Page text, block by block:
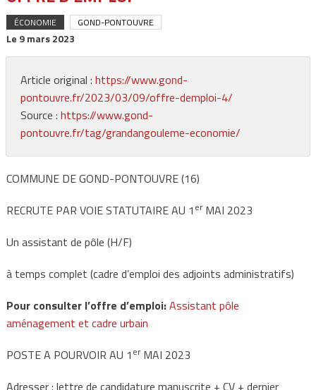
ÉCONOMIE GOND-PONTOUVRE
Le 9 mars 2023
Article original : https://www.gond-
pontouvre.fr/2023/03/09/offre-demploi-4/
Source : https://www.gond-
pontouvre.fr/tag/grandangouleme-economie/
COMMUNE DE GOND-PONTOUVRE (16)
RECRUTE PAR VOIE STATUTAIRE AU 1 erMAI 2023
Un assistant de pôle (H/F)
à temps complet (cadre d’emploi des adjoints administratifs)
Pour consulter l’offre d’emploi:Assistant pôle
aménagement et cadre urbain
POSTE A POURVOIR AU 1 erMAI 2023
Adresser : lettre de candidature manuscrite + CV + dernier